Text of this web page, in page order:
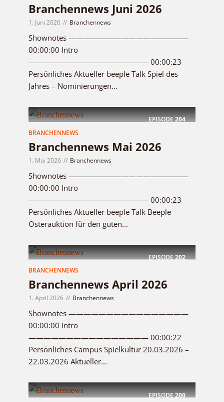
Branchennews Juni 2026
1. Juni 2026 Branchennews
Shownotes ————————————————
00:00:00 Intro
———————————————— 00:00:23
Persönliches Aktueller beeple Talk Spiel des
Jahres – Nominierungen...
EPISODE204
BRANCHENNEWS
Branchennews Mai 2026
1. Mai 2026 Branchennews
Shownotes ————————————————
00:00:00 Intro
———————————————— 00:00:23
Persönliches Aktueller beeple Talk Beeple
Osterauktion für den guten...
EPISODE202
BRANCHENNEWS
Branchennews April 2026
1. April 2026 Branchennews
Shownotes ————————————————
00:00:00 Intro
———————————————— 00:00:22
Persönliches Campus Spielkultur 20.03.2026 –
22.03.2026 Aktueller...
EPISODE200